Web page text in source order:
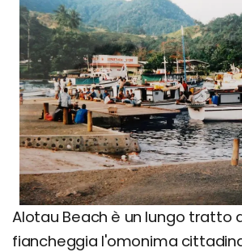
Alotau Beach è un lungo tratto
fiancheggia l'omonima